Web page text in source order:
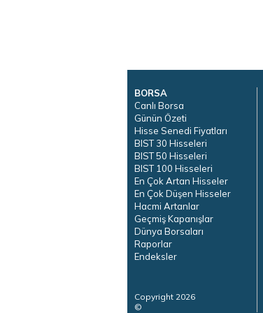
BORSA
Canlı Borsa
Günün Özeti
Hisse Senedi Fiyatları
BIST 30 Hisseleri
BIST 50 Hisseleri
BIST 100 Hisseleri
En Çok Artan Hisseler
En Çok Düşen Hisseler
Hacmi Artanlar
Geçmiş Kapanışlar
Dünya Borsaları
Raporlar
Endeksler
Copyright 2026
©